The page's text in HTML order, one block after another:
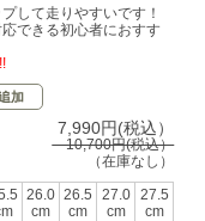
して走りやすいです！
できる初心者におすす
加
7,990円(税込）
10,700円(税込）
（在庫なし）
26.0
cm
26.5
cm
27.0
cm
27.5
cm